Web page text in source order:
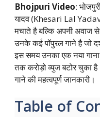
Bhojpuri Video:
यादव (Khesari Lal
मचाते है बल्कि अपनी अवाज
उनके कई पॉपुरल गाने है जो
इस समय उनका एक नया
तक करोड़ो व्युज बटोर चुका
गाने की महत्वपूर्ण जानकारी।
Table of